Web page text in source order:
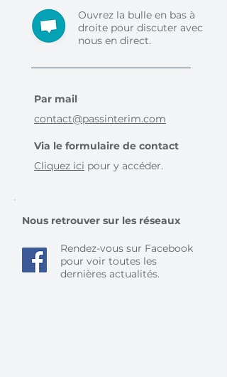
Ouvrez la bulle en bas à
droite pour discuter avec
nous en direct.
Par mail
contact@passinterim.com
Via le formulaire de contact
Cliquez ici pour y accéder.
Nous retrouver sur les réseaux
Rendez-vous sur Facebook
pour voir toutes les
dernières actualités.